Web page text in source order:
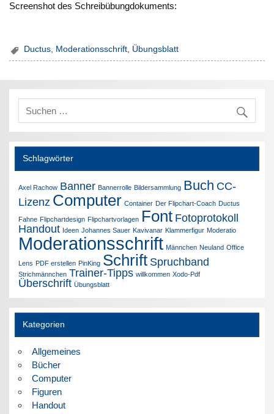
Screenshot des Schreibübungdokuments:
Ductus, Moderationsschrift, Übungsblatt
Schlagwörter
Axel Rachow Banner Bannerrolle Bildersammlung Buch CC-
Lizenz Computer Container Der Flipchart-Coach Ductus
Fahne Flipchartdesign Flipchartvorlagen Font Fotoprotokoll
Handout Ideen Johannes Sauer Kavivanar Klammerfigur Moderatio
Moderationsschrift Männchen Neuland Office
Lens PDF erstellen PinKing Schrift Spruchband
Strichmännchen Trainer-Tipps willkommen Xodo-Pdf
Überschrift Übungsblatt
Kategorien
Allgemeines
Bücher
Computer
Figuren
Handout